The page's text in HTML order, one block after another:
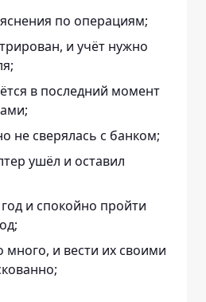
по операциям;
и учёт нужно
в последний момент
не сверялась с банком;
ушёл и оставил
и спокойно пройти
много, и вести их своими